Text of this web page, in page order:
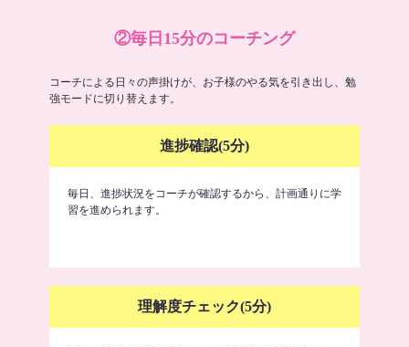
②毎日15分のコーチング
コーチによる日々の声掛けが、お子様のやる気を引き出し、勉
強モードに切り替えます。
進捗確認(5分)
毎日、進捗状況をコーチが確認するから、計画通りに学
習を進められます。
理解度チェック(5分)